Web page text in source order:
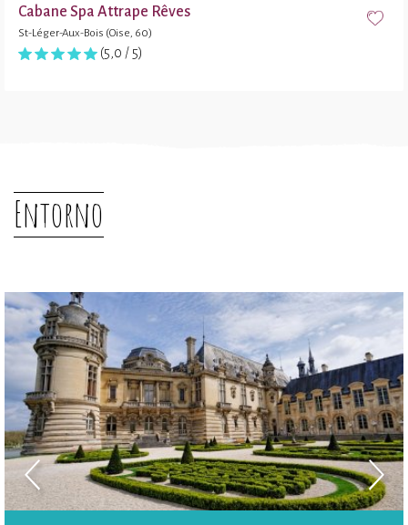
Cabane Spa Attrape Rêves
St-Léger-Aux-Bois (Oise, 60)
(5,0 / 5)
Entorno